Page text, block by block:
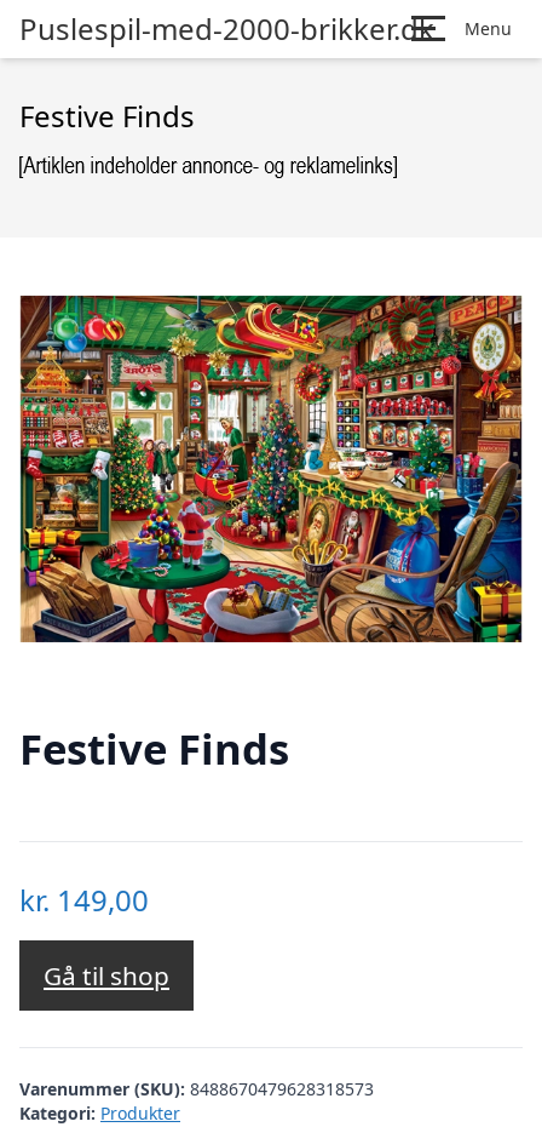
Puslespil-med-2000-brikker.dk Menu
Festive Finds
Festive Finds
kr. 149,00
Gå til shop
Varenummer (SKU): 8488670479628318573
Kategori: Produkter